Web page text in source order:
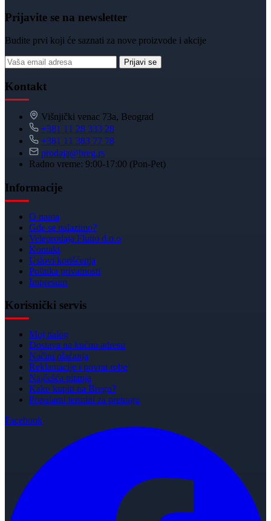
Prijavite se na newsletter
Budite prvi koji će saznati za nove proizvode i akcije
Prijavi se
Kontakt
Višnjički venac 73a, Beograd
+381 11 28 333 28
+381 11 383 77 78
prodaja@breg.rs
Radno vreme: 9:00-17:00 (Pon-Pet)
Informacije
O nama
Gde se nalazimo?
Veleprodaja Flutto d.o.o
Kontakt
Uslovi korišćenja
Politika privatnosti
Impresum
Korisnički servis
Moj nalog
Dostava na kućnu adresu
Načini plaćanja
Reklamacije i povrat robe
Najčešća pitanja
Kako kupiti na Bregu?
Popularni termini za pretragu
Facebook